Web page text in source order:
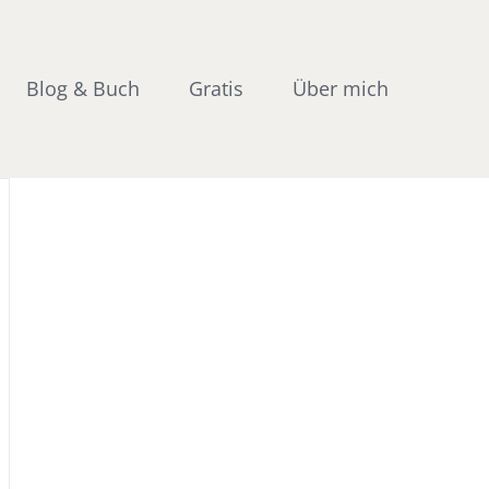
Blog & Buch Gratis Über mich